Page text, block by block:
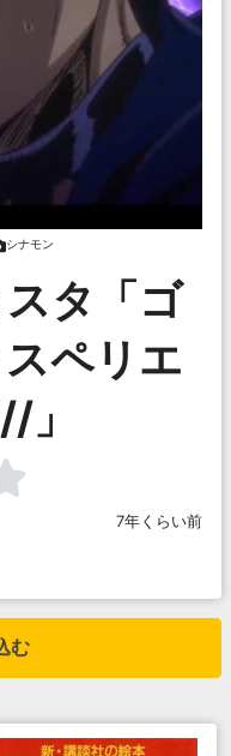
シナモン
タ「ゴ
ペリエ
」
7年くらい前
む